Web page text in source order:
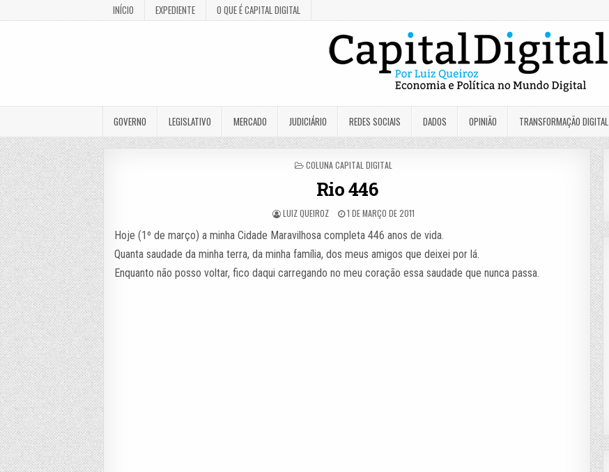
INÍCIO EXPEDIENTE O QUE É CAPITAL DIGITAL
GOVERNO LEGISLATIVO MERCADO JUDICIÁRIO REDES SOCIAIS DADOS OPINIÃO TRANSFORMAÇÃO DIGITAL
POSTED
COLUNA CAPITAL DIGITAL
Rio 446
LUIZ QUEIROZ 1 DE MARÇO DE 2011
Hoje (1º de março) a minha Cidade Maravilhosa completa 446 anos de vida.
Quanta saudade da minha terra, da minha família, dos meus amigos que deixei por lá.
Enquanto não posso voltar, fico daqui carregando no meu coração essa saudade que nunca passa.